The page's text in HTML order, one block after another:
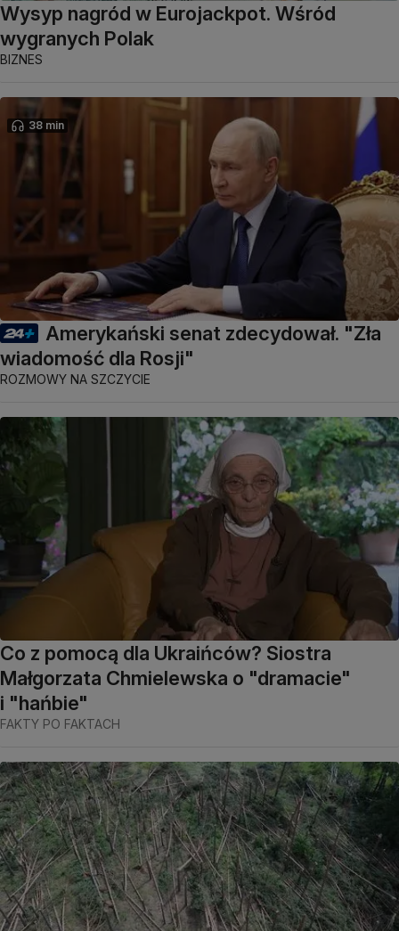
Wysyp nagród w Eurojackpot. Wśród
wygranych Polak
BIZNES
38 min
Amerykański senat zdecydował. "Zła
wiadomość dla Rosji"
ROZMOWY NA SZCZYCIE
Co z pomocą dla Ukraińców? Siostra
Małgorzata Chmielewska o "dramacie"
i "hańbie"
FAKTY PO FAKTACH